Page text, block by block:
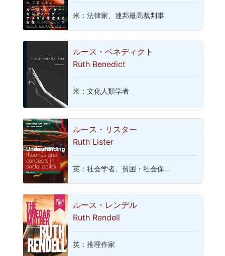
米：法律家、連邦最高裁判事
ルース・ベネディクト
Ruth Benedict
米：文化人類学者
ルース・リスター
Ruth Lister
英：社会学者、貧困・社会保…
ルース・レンデル
Ruth Rendell
英：推理作家